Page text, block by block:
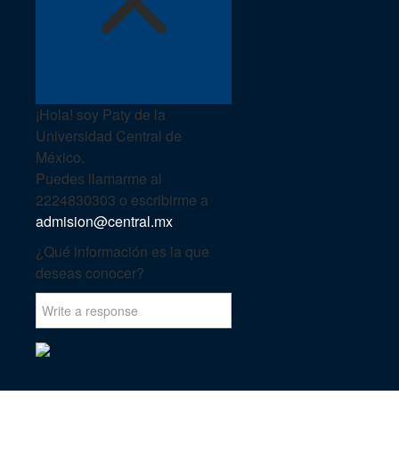
¡Hola! soy Paty de la
Universidad Central de
México.
Puedes llamarme al
2224830303 o escribirme a
admision@central.mx
¿Qué información es la que
deseas conocer?